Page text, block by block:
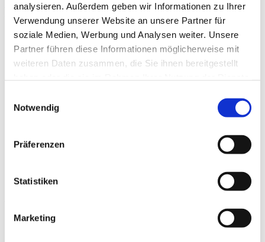
analysieren. Außerdem geben wir Informationen zu Ihrer
Verwendung unserer Website an unsere Partner für
soziale Medien, Werbung und Analysen weiter. Unsere
Partner führen diese Informationen möglicherweise mit
weiteren Daten zusammen, die Sie ihnen bereitgestellt
Notwendig
Präferenzen
Statistiken
Marketing
FILMINFO
Délka:119 Minuten
Země:Österreich, Luxemburg, Germany
Vampirkomödie
Originalsprache:Deutsch
Galerie